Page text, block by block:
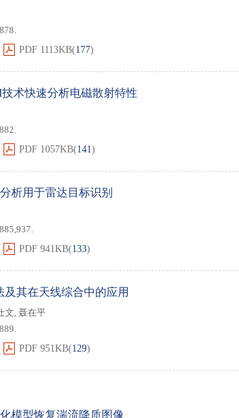
PDF 1113KB(177)
术快速分析电磁散射特性
PDF 1057KB(141)
析用于雷达目标识别
PDF 941KB(133)
其在天线综合中的应用
文, 聂在平
PDF 951KB(129)
模型恢复湍流降质图像